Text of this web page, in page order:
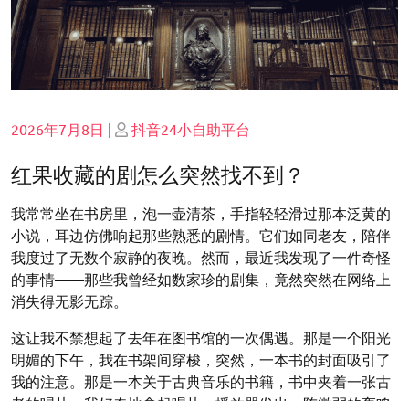
Posted
2026年7月8日 | Posted
抖音24小自助平台
红果收藏的剧怎么突然找不到？
我常常坐在书房里，泡一壶清茶，手指轻轻滑过那本泛黄的
小说，耳边仿佛响起那些熟悉的剧情。它们如同老友，陪伴
我度过了无数个寂静的夜晚。然而，最近我发现了一件奇怪
的事情——那些我曾经如数家珍的剧集，竟然突然在网络上
消失得无影无踪。
这让我不禁想起了去年在图书馆的一次偶遇。那是一个阳光
明媚的下午，我在书架间穿梭，突然，一本书的封面吸引了
我的注意。那是一本关于古典音乐的书籍，书中夹着一张古